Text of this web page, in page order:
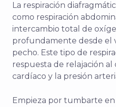
La respiración
como respiración
intercambio total de
profundamente desde el
pecho. Este tipo de
respuesta de relajación
cardíaco y la presión
Empieza por tumbarte